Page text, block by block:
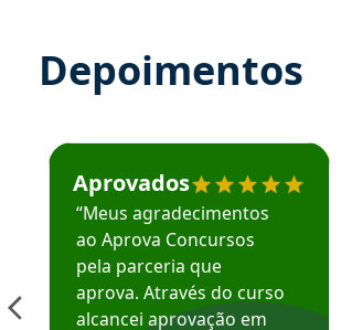
Depoimentos
Estudante José recomenda o Aprova
Aprovados
“Meus agradecimentos
ao Aprova Concursos
pela parceria que
aprova. Através do curso
alcancei aprovação em